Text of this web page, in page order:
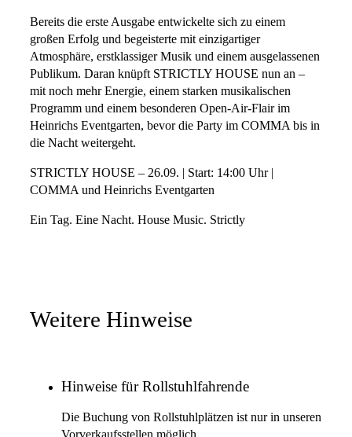
Bereits die erste Ausgabe entwickelte sich zu einem
großen Erfolg und begeisterte mit einzigartiger
Atmosphäre, erstklassiger Musik und einem ausgelassenen
Publikum. Daran knüpft STRICTLY HOUSE nun an –
mit noch mehr Energie, einem starken musikalischen
Programm und einem besonderen Open-Air-Flair im
Heinrichs Eventgarten, bevor die Party im COMMA bis in
die Nacht weitergeht.
STRICTLY HOUSE – 26.09. | Start: 14:00 Uhr |
COMMA und Heinrichs Eventgarten
Ein Tag. Eine Nacht. House Music. Strictly
Weitere Hinweise
Hinweise für Rollstuhlfahrende
Die Buchung von Rollstuhlplätzen ist nur in unseren